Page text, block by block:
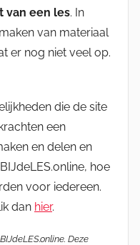
van een les. In
van materiaal
er nog niet veel op.
die de site
een
en delen en
hoe
voor iedereen.
dan hier.
Deze